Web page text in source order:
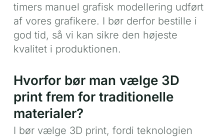
timers manuel grafisk modellering udført
af vores grafikere. I bør derfor bestille i
god tid, så vi kan sikre den højeste
kvalitet i produktionen.
Hvorfor bør man vælge 3D
print frem for traditionelle
materialer?
I bør vælge 3D print, fordi teknologien